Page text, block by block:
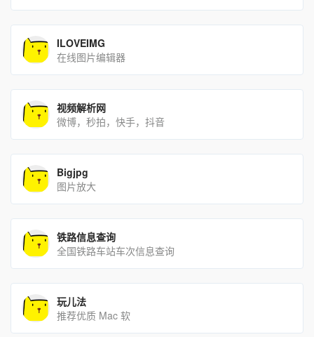
ILOVEIMG
在线图片编辑器
视频解析网
微博，秒拍，快手，抖音
Bigjpg
图片放大
铁路信息查询
全国铁路车站车次信息查询
玩儿法
推荐优质 Mac 软